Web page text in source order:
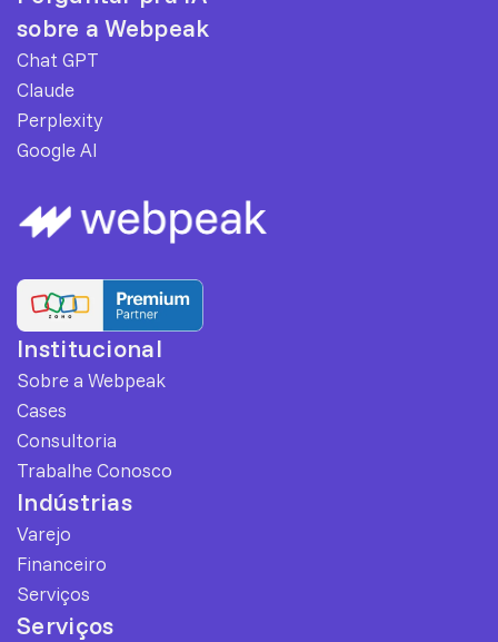
sobre a Webpeak
Chat GPT
Claude
Perplexity
Google AI
Institucional
Sobre a Webpeak
Cases
Consultoria
Trabalhe Conosco
Indústrias
Varejo
Financeiro
Serviços
Serviços